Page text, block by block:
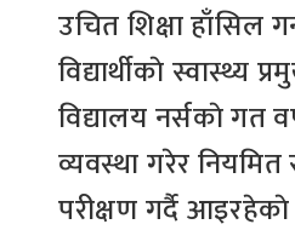
उचित शिक्षा हाँसिल
विद्यार्थीकाे स्वास्थ्य
विद्यालय नर्सकाे गत
व्यवस्था गरेर नियमित
परीक्षण गर्दै आइरहेकाे